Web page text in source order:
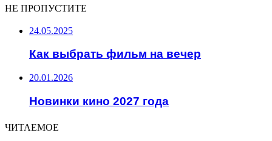
НЕ ПРОПУСТИТЕ
24.05.2025
Как выбрать фильм на вечер
20.01.2026
Новинки кино 2027 года
ЧИТАЕМОЕ